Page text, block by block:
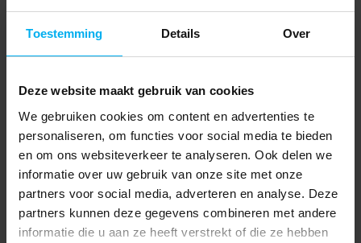
Toestemming Details Over
Deze website maakt gebruik van cookies
We gebruiken cookies om content en advertenties te
personaliseren, om functies voor social media te bieden
en om ons websiteverkeer te analyseren. Ook delen we
informatie over uw gebruik van onze site met onze
partners voor social media, adverteren en analyse. Deze
partners kunnen deze gegevens combineren met andere
informatie die u aan ze heeft verstrekt of die ze hebben